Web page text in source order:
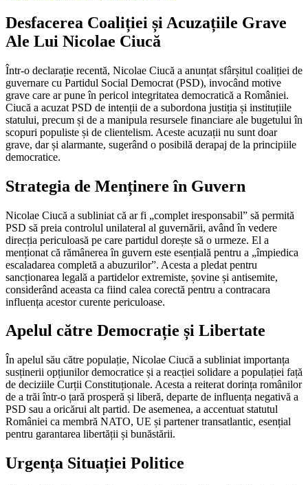
Desfacerea Coaliției și Acuzațiile Grave
Ale Lui Nicolae Ciucă
Într-o declarație recentă, Nicolae Ciucă a anunțat sfârșitul coaliției de
guvernare cu Partidul Social Democrat (PSD), invocând motive
grave care ar pune în pericol integritatea democratică a României.
Ciucă a acuzat PSD de intenții de a subordona justiția și instituțiile
statului, precum și de a manipula resursele financiare ale bugetului în
scopuri populiste și de clientelism. Aceste acuzații nu sunt doar
grave, dar și alarmante, sugerând o posibilă derapaj de la principiile
democratice.
Strategia de Menținere în Guvern
Nicolae Ciucă a subliniat că ar fi „complet iresponsabil” să permită
PSD să preia controlul unilateral al guvernării, având în vedere
direcția periculoasă pe care partidul dorește să o urmeze. El a
menționat că rămânerea în guvern este esențială pentru a „împiedica
escaladarea completă a abuzurilor”. Acesta a pledat pentru
sancționarea legală a partidelor extremiste, șovine și antisemite,
considerând aceasta ca fiind calea corectă pentru a contracara
influența acestor curente periculoase.
Apelul către Democrație și Libertate
În apelul său către populație, Nicolae Ciucă a subliniat importanța
susținerii opțiunilor democratice și a reacției solidare a populației față
de deciziile Curții Constituționale. Acesta a reiterat dorința românilor
de a trăi într-o țară prosperă și liberă, departe de influența negativă a
PSD sau a oricărui alt partid. De asemenea, a accentuat statutul
României ca membră NATO, UE și partener transatlantic, esențial
pentru garantarea libertății și bunăstării.
Urgența Situației Politice